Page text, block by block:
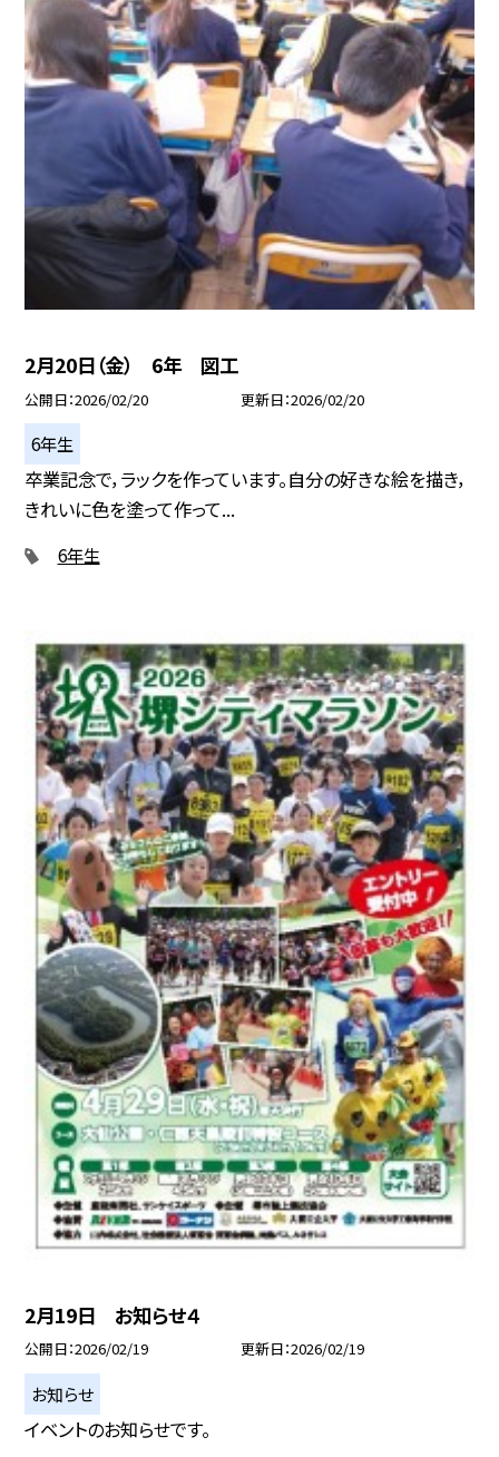
2月20日（金） 6年 図工
公開日 2026/02/20 更新日 2026/02/20
6年生
卒業記念で，ラックを作っています。自分の好きな絵を描き，
きれいに色を塗って作って...
6年生
2月19日 お知らせ４
公開日 2026/02/19 更新日 2026/02/19
お知らせ
イベントのお知らせです。